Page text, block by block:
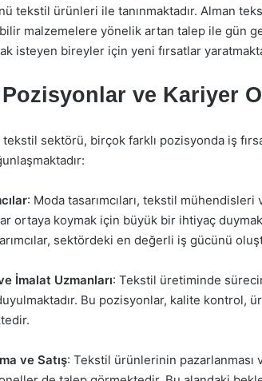
tekstil ürünleri ile tanınmaktadır. Alman
malzemelere yönelik artan talep ile gün
isteyen bireyler için yeni fırsatlar
ve Kariyer
tekstil sektörü, birçok farklı pozisyonda iş
: Moda tasarımcıları, tekstil
ortaya koymak için büyük bir ihtiyaç
sektördeki en değerli iş gücünü
İmalat Uzmanları: Tekstil üretiminde
Bu pozisyonlar, kalite kontrol,
ve Satış: Tekstil ürünlerinin pazarlanması